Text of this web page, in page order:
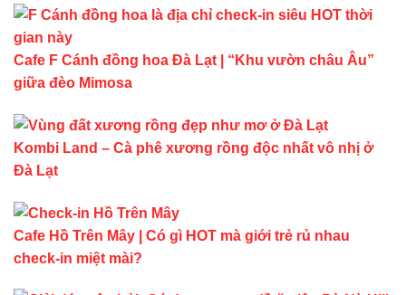
Cafe F Cánh đồng hoa Đà Lạt | “Khu vườn châu Âu”
giữa đèo Mimosa
Kombi Land – Cà phê xương rồng độc nhất vô nhị ở
Đà Lạt
Cafe Hồ Trên Mây | Có gì HOT mà giới trẻ rủ nhau
check-in miệt mài?